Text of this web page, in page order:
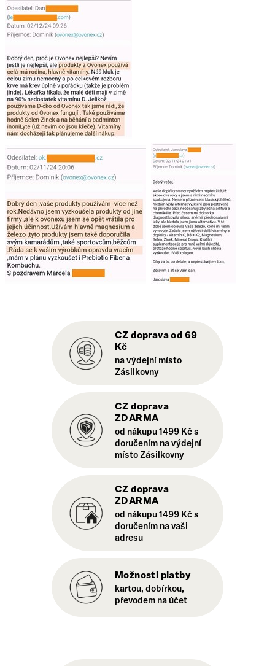
CZ doprava od 69
Kč
na výdejní místo
Zásilkovny
CZ doprava
ZDARMA
od nákupu 1499 Kč s
doručením na výdejní
místo Zásilkovny
CZ doprava
ZDARMA
od nákupu 1499 Kč s
doručením na vaši
adresu
Možnosti platby
kartou, dobírkou,
převodem na účet